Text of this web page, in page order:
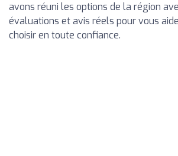
avons réuni les options de la région
évaluations et avis réels pour vous
choisir en toute confiance.